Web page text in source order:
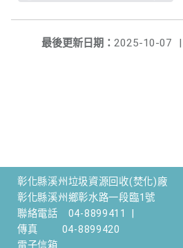
最後更新日期： 2025-10-07
|
彰化縣溪州垃圾資源回收(焚化)廠
彰化縣溪州鄉彰水路一段臨1號
聯絡電話
04-8899411
傳真
04-8899420
電子信箱